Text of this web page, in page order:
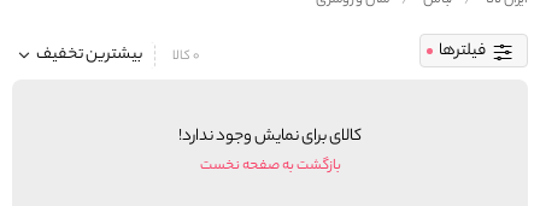
فیلترها بیشترین تخفیف 0 کالا
کالای برای نمایش وجود ندارد!
بازگشت به صفحه نخست